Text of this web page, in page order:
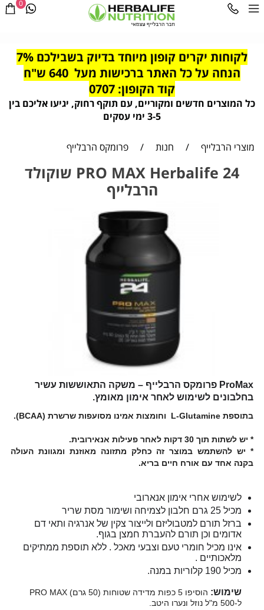
0
לקוחות יקרים קופון מיוחד בדיוק בשבילכם 7%
הנחה על כל האתר ברכישות מעל 640 ש"ח
קוד הקופון: 0707
כל המוצרים חדשים ומקוריים, עם תוקף רחוק, יגיעו אליכם בין
3-5 ימי עסקים
מוצרי הרבלייף / חנות / פרומקס הרבלייף
PRO MAX Herbalife 24 שוקולד
הרבלייף
ProMax פרומקס הרבלייף – משקה התאוששות עשיר
בחלבונים לשימוש לאחר אימון מאומץ.
בתוספת L-Glutamine וחומצות אמינו מסועפות שרשרת (BCAA).
* יש לשתות תוך 30 דקות לאחר פעילות אנאירובית.
* יש להשתמש במוצר זה כחלק מתזונה מאוזנת ומגוונת העולה
בקנה אחד עם אורח חיים בריא.
לשימוש אחרי אימון אנארובי
מכיל 25 גרם חלבון לצמיחה ושימור מסת שריר
ברזל תורם למטבוליזם ולייצור צקין של אנרגיה ותאי דם
אדומים וכן תורם להעברת חמצן בגוף.
אינו מכיל חומרי טעם וצבעי מאכל . ללא תוספת ממתיקים
מלאכותיים .
מכיל 190 קלוריות במנה.
שימוש:
הוסיפו 5 כפות מדידה שטוחות (50 גרם) PRO MAX
ל-500 מ"ל נוזל ונערו היטב.